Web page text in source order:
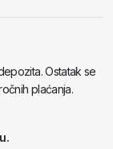
Ostatak se
plaćanja.